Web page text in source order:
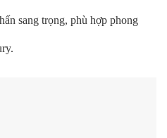
sang trọng, phù hợp phong